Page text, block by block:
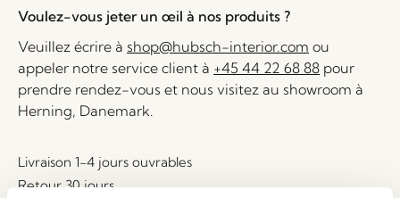
Voulez-vous jeter un œil à nos produits ?
Veuillez écrire à shop@hubsch-interior.com ou
appeler notre service client à +45 44 22 68 88 pour
prendre rendez-vous et nous visitez au showroom à
Herning, Danemark.
Livraison 1-4 jours ouvrables
Retour 30 jours